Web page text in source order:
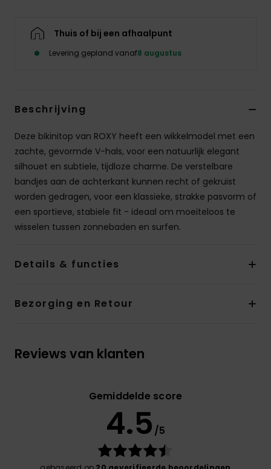
Thuis of bij een afhaalpunt
Levering gepland vanaf8 augustus
Beschrijving
Deze bikinitop van ROXY heeft een wikkelmodel met een
zachte, gevormde V-hals, voor een natuurlijk elegant
silhouet en subtiele, tijdloze charme. De verstelbare
bandjes aan de achterkant kunnen recht of gekruist
worden gedragen, voor een klassieke, strakke pasvorm of
een sportieve, stabiele fit - ideaal om moeiteloos te
wisselen tussen zonnebaden en surfen.
Details & functies
Bezorging en Retour
Reviews van klanten
Gemiddelde score
4.5 /5